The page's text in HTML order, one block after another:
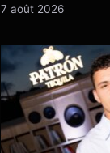
7 août 2026